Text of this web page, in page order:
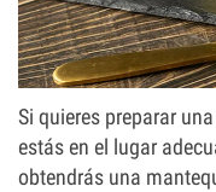
Si quieres preparar
estás en el lugar
obtendrás una